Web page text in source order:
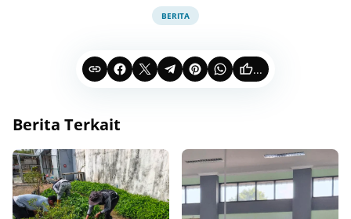
BERITA
...
Berita Terkait